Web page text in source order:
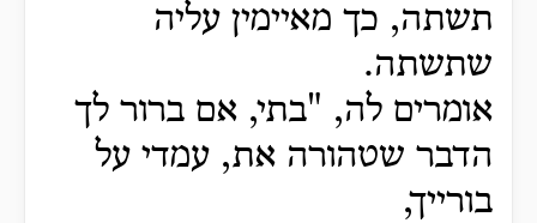
תשתה, כך מאיימין עליה
שתשתה.
אומרים לה, "בתי, אם ברור לך
הדבר שטהורה את, עמדי על
בורייך,